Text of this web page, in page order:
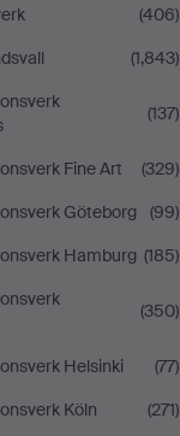
(406)
(1,843)
(137)
Fine Art
(329)
Göteborg
(99)
Hamburg (185)
(350)
Helsinki
(77)
Köln
(271)